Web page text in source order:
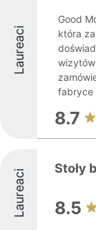
Laureaci
Good
która
fabryce
8.7
Laureaci Stoły
8.5